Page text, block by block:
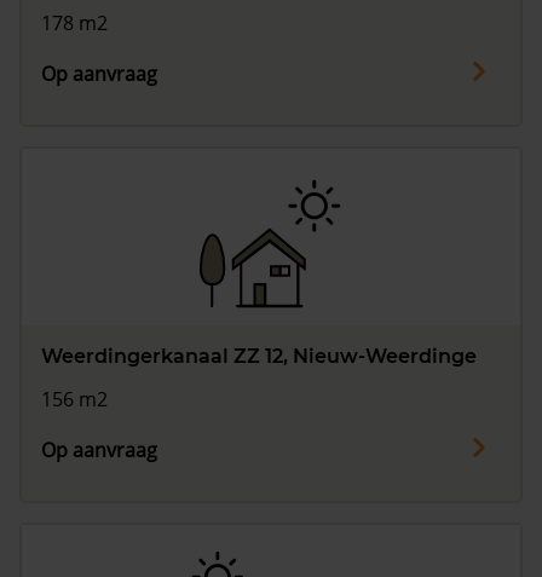
178 m2
Op aanvraag
Weerdingerkanaal ZZ 12, Nieuw-Weerdinge
156 m2
Op aanvraag